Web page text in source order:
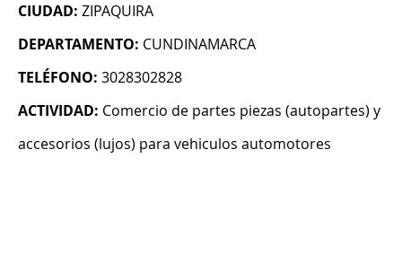
CIUDAD: ZIPAQUIRA
DEPARTAMENTO: CUNDINAMARCA
TELÉFONO: 3028302828
ACTIVIDAD: Comercio de partes piezas (autopartes) y
accesorios (lujos) para vehiculos automotores